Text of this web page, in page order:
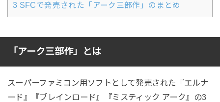
3 SFCで発売された「アーク三部作」のまとめ
「アーク三部作」とは
スーパーファミコン用ソフトとして発売された『エルナ
ード』『ブレインロード』『ミスティック アーク』の3